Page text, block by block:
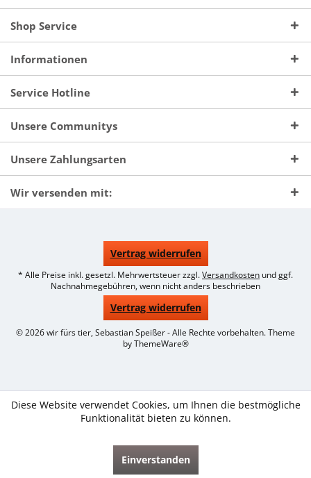
Shop Service
Informationen
Service Hotline
Unsere Communitys
Unsere Zahlungsarten
Wir versenden mit:
Vertrag widerrufen
* Alle Preise inkl. gesetzl. Mehrwertsteuer zzgl.Versandkosten und ggf.
Nachnahmegebühren, wenn nicht anders beschrieben
Vertrag widerrufen
© 2026 wir fürs tier, Sebastian Speißer - Alle Rechte vorbehalten. Theme
byThemeWare®
Diese Website verwendet Cookies, um Ihnen die bestmögliche
Funktionalität bieten zu können.
Einverstanden